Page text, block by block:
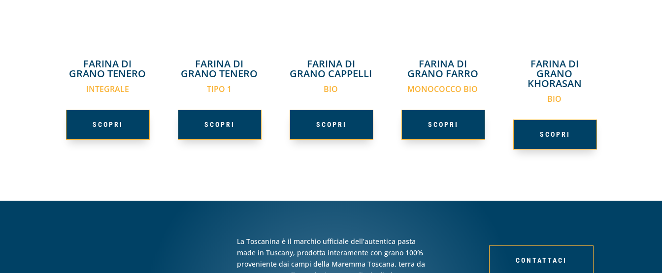
FARINA DI
GRANO TENERO
INTEGRALE
SCOPRI
FARINA DI
GRANO TENERO
TIPO 1
SCOPRI
FARINA DI
GRANO CAPPELLI
BIO
SCOPRI
FARINA DI
GRANO FARRO
MONOCOCCO BIO
SCOPRI
FARINA DI
GRANO
KHORASAN
BIO
SCOPRI
La Toscanina è il marchio ufficiale dell’autentica pasta
made in Tuscany, prodotta interamente con grano 100%
proveniente dai campi della Maremma Toscana, terra da
CONTATTACI